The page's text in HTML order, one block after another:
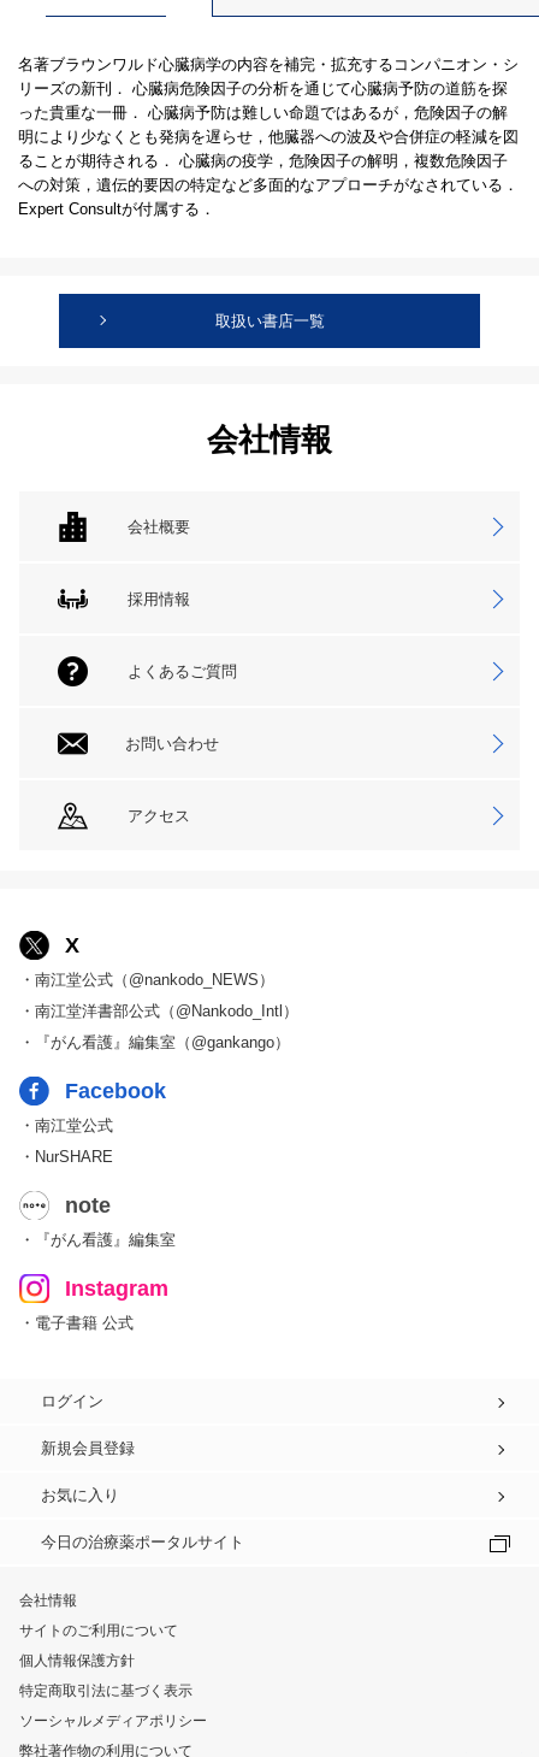
名著ブラウンワルド心臓病学の内容を補完・拡充するコンパニオン・シ
リーズの新刊． 心臓病危険因子の分析を通じて心臓病予防の道筋を探
った貴重な一冊． 心臓病予防は難しい命題ではあるが，危険因子の解
明により少なくとも発病を遅らせ，他臓器への波及や合併症の軽減を図
ることが期待される． 心臓病の疫学，危険因子の解明，複数危険因子
への対策，遺伝的要因の特定など多面的なアプローチがなされている．
Expert Consultが付属する．
取扱い書店一覧
会社情報
会社概要
採用情報
よくあるご質問
お問い合わせ
アクセス
X
・南江堂公式（@nankodo_NEWS）
・南江堂洋書部公式（@Nankodo_Intl）
・『がん看護』編集室（@gankango）
Facebook
・南江堂公式
・NurSHARE
note
・『がん看護』編集室
Instagram
・電子書籍 公式
ログイン
新規会員登録
お気に入り
今日の治療薬ポータルサイト
会社情報
サイトのご利用について
個人情報保護方針
特定商取引法に基づく表示
ソーシャルメディアポリシー
弊社著作物の利用について